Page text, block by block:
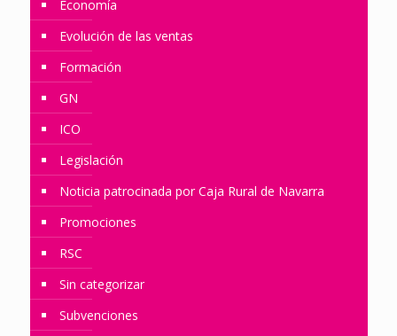
Economía
Evolución de las ventas
Formación
GN
ICO
Legislación
Noticia patrocinada por Caja Rural de Navarra
Promociones
RSC
Sin categorizar
Subvenciones